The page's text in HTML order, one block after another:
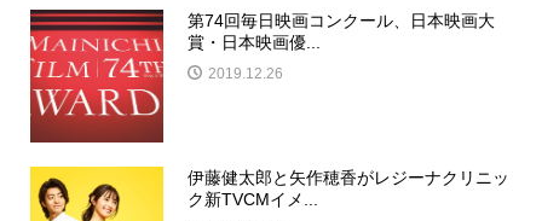
第74回毎日映画コンクール、日本映画大
賞・日本映画優...
2019.12.26
伊藤健太郎と矢作穂香がレジーナクリニッ
ク新TVCMイメ...